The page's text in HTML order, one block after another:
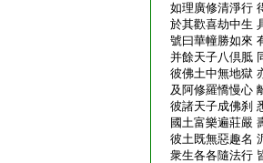
如理廣修清淨行
於其歡喜劫中生
號曰華幢勝如來
并餘天子八倶胝
彼佛土中無地獄
及阿修羅憍慢心
彼諸天子成佛刹
國土富樂遍莊嚴
彼土既無惡趣名
衆生各各隨法行